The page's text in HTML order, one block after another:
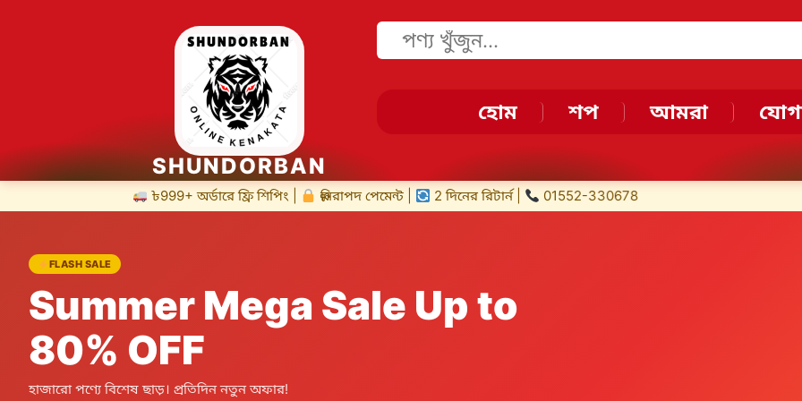
SHUNDORBAN
হোম শপ আমরা
৳999+ অর্ডারে ফ্রি শিপিং | নিরাপদ পেমেন্ট | 2 দিনের রিটার্ন | 01552-330678
FLASH SALE
Summer Mega Sale Up to
80% OFF
হাজারো পণ্যে বিশেষ ছাড়। প্রতিদিন নতুন অফার!